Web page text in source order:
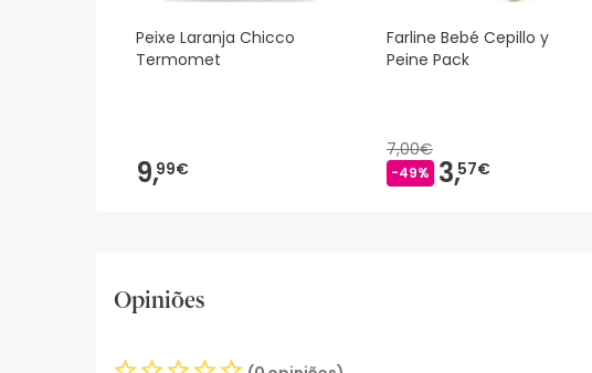
Peixe Laranja Chicco
Termomet
9,99€
Farline Bebé Cepillo y
Peine Pack
7,00€
-49% 3,57€
Opiniões